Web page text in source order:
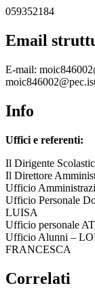
059352184
Email
E-mail:
Info
Uffici e referenti:
Il Dirigente
Il Direttore
Ufficio
Ufficio Personale
LUISA
Ufficio personale
Ufficio Alunni –
FRANCESCA
Correlati